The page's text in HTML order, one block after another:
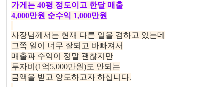
가게는 40평 정도이고 한달 매출
4,000만원 순수익 1,000만원
사장님께서는 현재 다른 일을 겸하고 있는데
그쪽 일이 너무 잘되고 바빠져서
매출과 수익이 정말 괜찮지만
투자비(1억5,000만원)도 안되는
금액을 받고 양도하고자 하십니다.